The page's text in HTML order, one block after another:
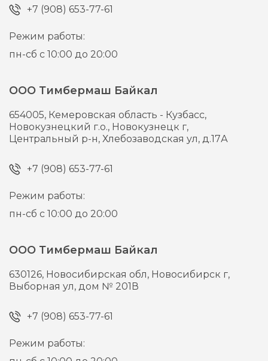
+7 (908) 653-77-61
Режим работы:
пн-сб с 10:00 до 20:00
ООО Тимбермаш Байкал
654005, Кемеровская область - Кузбасс,
Новокузнецкий г.о., Новокузнецк г,
Центральный р-н, Хлебозаводская ул, д.17А
+7 (908) 653-77-61
Режим работы:
пн-сб с 10:00 до 20:00
ООО Тимбермаш Байкал
630126, Новосибирская обл, Новосибирск г,
Выборная ул, дом № 201В
+7 (908) 653-77-61
Режим работы: